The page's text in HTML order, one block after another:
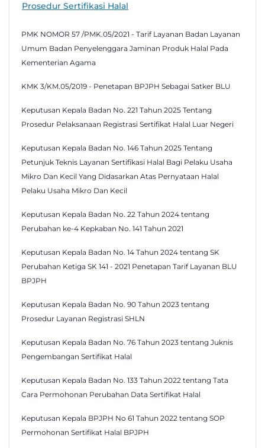
Prosedur Sertifikasi Halal
PMK NOMOR 57 /PMK.05/2021 - Tarif Layanan Badan Layanan
Umum Badan Penyelenggara Jaminan Produk Halal Pada
Kementerian Agama
KMK 3/KM.05/2019 - Penetapan BPJPH Sebagai Satker BLU
Keputusan Kepala Badan No. 221 Tahun 2025 Tentang
Prosedur Pelaksanaan Registrasi Sertifikat Halal Luar Negeri
Keputusan Kepala Badan No. 146 Tahun 2025 Tentang
Petunjuk Teknis Layanan Sertifikasi Halal Bagi Pelaku Usaha
Mikro Dan Kecil Yang Didasarkan Atas Pernyataan Halal
Pelaku Usaha Mikro Dan Kecil
Keputusan Kepala Badan No. 22 Tahun 2024 tentang
Perubahan ke-4 Kepkaban No. 141 Tahun 2021
Keputusan Kepala Badan No. 14 Tahun 2024 tentang SK
Perubahan Ketiga SK 141 - 2021 Penetapan Tarif Layanan BLU
BPJPH
Keputusan Kepala Badan No. 90 Tahun 2023 tentang
Prosedur Layanan Registrasi SHLN
Keputusan Kepala Badan No. 76 Tahun 2023 tentang Juknis
Pengembangan Sertifikat Halal
Keputusan Kepala Badan No. 133 Tahun 2022 tentang Tata
Cara Permohonan Perubahan Data Sertifikat Halal
Keputusan Kepala BPJPH No 61 Tahun 2022 tentang SOP
Permohonan Sertifikat Halal BPJPH